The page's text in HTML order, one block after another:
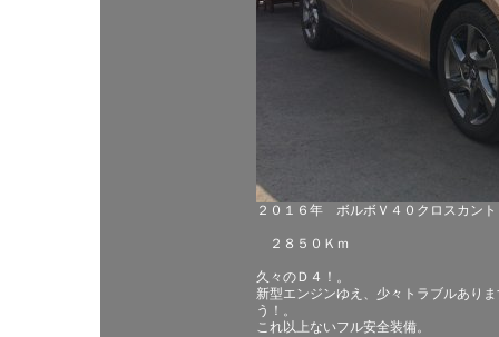
２０１６年 ボルボＶ４０クロスカ
２８５０Ｋｍ
久々のＤ４！。
新型エンジンゆえ、少々トラブルあり
う！。
これ以上ないフル安全装備。